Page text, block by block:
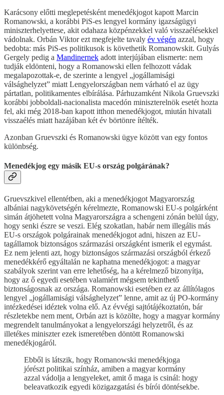
Karácsony előtti meglepetésként menedékjogot kapott Marcin
Romanowski, a korábbi PiS-es lengyel kormány igazságügyi
miniszterhelyettese, akit odahaza közpénzekkel való visszaélésekkel
vádolnak. Orbán Viktor ezt megfejelte tavaly év végén azzal, hogy
bedobta: más PiS-es politikusok is követhetik Romanowskit. Gulyás
Gergely pedig a Mandinernek adott interjújában elismerte: nem
tudják eldönteni, hogy a Romanowski ellen felhozott vádak
megalapozottak-e, de szerinte a lengyel „jogállamisági
válsághelyzet” miatt Lengyelországban nem várható el az ügy
pártatlan, politikamentes elbírálása. Párhuzamként Nikola Gruevszki
korábbi jobboldali-nacionalista macedón miniszterelnök esetét hozta
fel, aki még 2018-ban kapott itthon menedékjogot, miután hivatali
visszaélés miatt hazájában két év börtönre ítélték.
Azonban Gruevszki és Romanowski ügye között van egy fontos
különbség.
Menedékjog egy másik EU-s ország polgárának?
Gruevszkivel ellentétben, aki a menedékjogot Magyarország
albániai nagykövetségén kérelmezte, Romanowski EU-s polgárként
simán átjöhetett volna Magyarországra a schengeni zónán belül úgy,
hogy senki észre se veszi. Elég szokatlan, habár nem illegális más
EU-s országok polgárainak menedékjogot adni, hiszen az EU-
tagállamok biztonságos származási országként ismerik el egymást.
Ez nem jelenti azt, hogy biztonságos származási országból érkező
menedékkérő egyáltalán ne kaphatna menedékjogot: a magyar
szabályok szerint van erre lehetőség, ha a kérelmező bizonyítja,
hogy az ő egyedi esetében valamiért mégsem tekinthető
biztonságosnak az országa. Romanowski esetében ez az állítólagos
lengyel „jogállamisági válsághelyzet” lenne, amit az új PO-kormány
intézkedései idéztek volna elő. Az évvégi sajtótájékoztatón, bár
részletekbe nem ment, Orbán azt is közölte, hogy a magyar kormány
megrendelt tanulmányokat a lengyelországi helyzetről, és az
illetékes miniszter ezek ismeretében döntött Romanowski
menedékjogáról.
Ebből is látszik, hogy Romanowski menedékjoga
jórészt politikai színház, amiben a magyar kormány
azzal vádolja a lengyeleket, amit ő maga is csinál: hogy
beleavatkozik egyedi közigazgatási és bírói döntésekbe.